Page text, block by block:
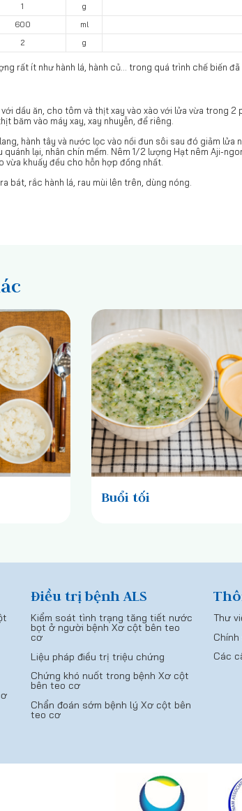
1
g
600
ml
2 g
rất ít như hành lá, hành củ... trong quá trình chế biến
với dầu ăn, cho tôm và thịt xay vào xào với lửa vừa trong
băm vào máy xay, xay nhuyễn, để riêng.
hành tây và nước lọc vào nồi đun sôi sau đó giảm
quánh lại, nhân chín mềm. Nêm 1/2 lượng Hạt nêm Aji-
khuấy đều cho hỗn hợp đồng nhất.
bát, rắc hành lá, rau mùi lên trên, dùng nóng.
Buổi tối
Điều trị bệnh ALS
Kiểm soát tình trạng tăng tiết nước
bọt ở người bệnh Xơ cột bên teo
cơ
Liệu pháp điều trị triệu chứng
Chứng khó nuốt trong bệnh Xơ cột
bên teo cơ
Chẩn đoán sớm bệnh lý Xơ cột bên
teo cơ
Thư
Các